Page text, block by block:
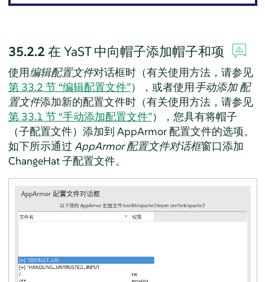
35.2.2 在 YaST 中向帽子添加帽子和项
使用编辑配置文件对话框时（有关使用方法，请参见
第 33.2 节 “编辑配置文件”），或者使用手动添加 配
置文件添加新的配置文件时（有关使用方法，请参见
第 33.1 节 “手动添加配置文件”），您具有将帽子
（子配置文件）添加到 AppArmor 配置文件的选项。
如下所示通过 AppArmor配置文件对话框窗口添加
ChangeHat 子配置文件。